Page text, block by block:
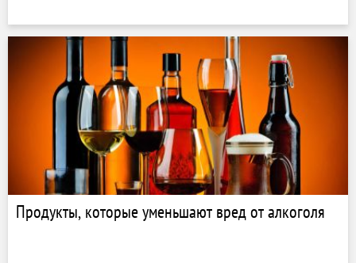
Продукты, которые уменьшают вред от алкоголя